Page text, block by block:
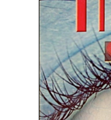
lager + 1ste graad